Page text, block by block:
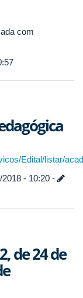
com
Edital/listar/
2018 - 10:20 -
de 24 de